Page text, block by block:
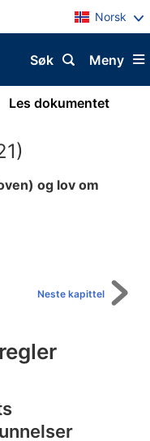
Norsk
Meny
Søk
Les dokumentet
og lov om
Neste kapittel